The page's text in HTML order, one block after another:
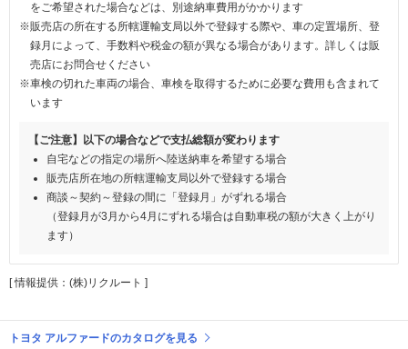
をご希望された場合などは、別途納車費用がかかります
※販売店の所在する所轄運輸支局以外で登録する際や、車の定置場所、登
録月によって、手数料や税金の額が異なる場合があります。詳しくは販
売店にお問合せください
※車検の切れた車両の場合、車検を取得するために必要な費用も含まれて
います
【ご注意】以下の場合などで支払総額が変わります
自宅などの指定の場所へ陸送納車を希望する場合
販売店所在地の所轄運輸支局以外で登録する場合
商談～契約～登録の間に「登録月」がずれる場合
（登録月が3月から4月にずれる場合は自動車税の額が大きく上がり
ます）
[ 情報提供：(株)リクルート ]
トヨタ アルファードのカタログを見る